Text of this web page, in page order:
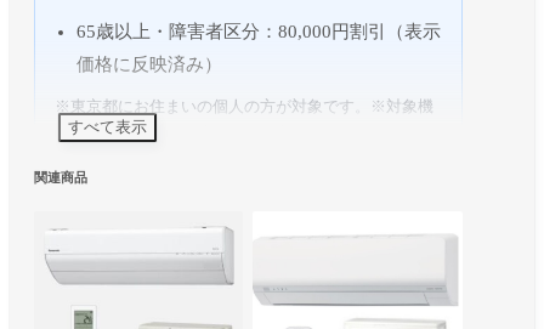
65歳以上・障害者区分：80,000円割引（表示
価格に反映済み）
※東京都にお住まいの個人の方が対象です。※対象機
種・設置条件により適用可否が変わります。※表示価
れています。※詳細はお見積り時にご案内いたしま
（エアデポスタッフによ
すべて表示
関連商品